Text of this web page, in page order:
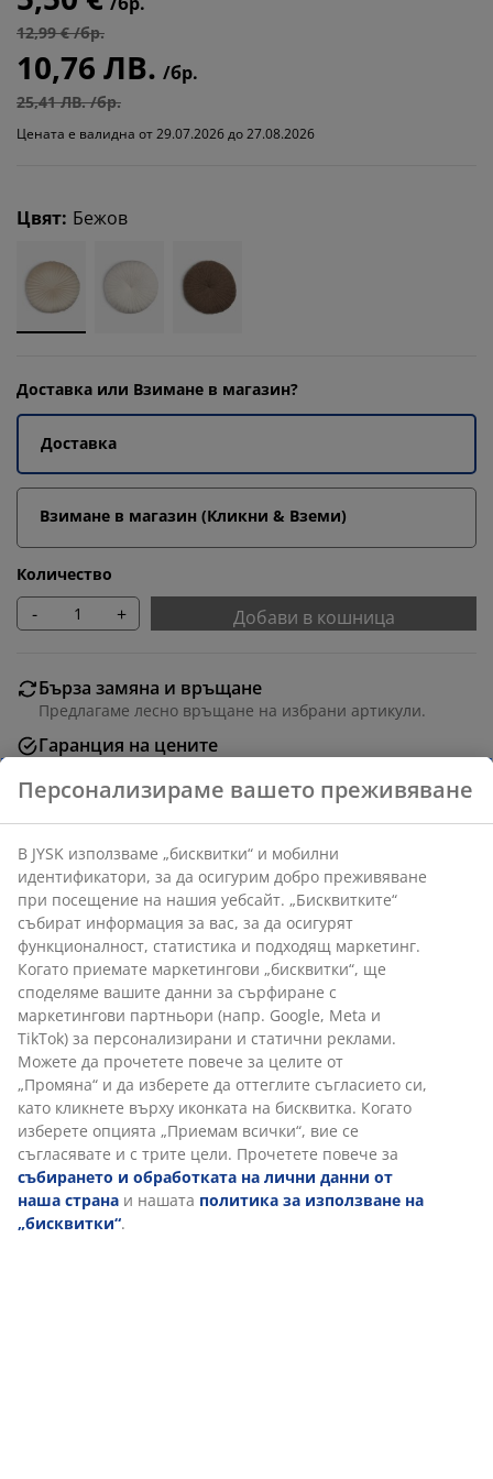
12,99 € /бр.
10,76 ЛВ. /бр.
25,41 ЛВ. /бр.
Цената е валидна от 29.07.2026 до 27.08.2026
Цвят: Бежов
Доставка или Взимане в магазин?
Доставка
Взимане в магазин (Кликни & Вземи)
Количество
- + Добави в кошница
Бърза замяна и връщане
Предлагаме лесно връщане на избрани артикули.
Гаранция на цените
Различни опции за доставка
Бърза и лесна доставка по Ваш избор.
Артикул: 6883144
Характеристики
Отзиви
(45)
Доставка
Персонализираме вашето преживяване
В JYSK използваме „бисквитки“ и мобилни
идентификатори, за да осигурим добро преживяване
при посещение на нашия уебсайт. „Бисквитките“
събират информация за вас, за да осигурят
функционалност, статистика и подходящ маркетинг.
Когато приемате маркетингови „бисквитки“, ще
споделяме вашите данни за сърфиране с
маркетингови партньори (напр. Google, Meta и
TikTok) за персонализирани и статични реклами.
Можете да прочетете повече за целите от
„Промяна“ и да изберете да оттеглите съгласието си,
като кликнете върху иконката на бисквитка. Когато
изберете опцията „Приемам всички“, вие се
съгласявате и с трите цели. Прочетете повече за
събирането и обработката на лични данни от
наша страна и нашата политика за използване на
„бисквитки“.